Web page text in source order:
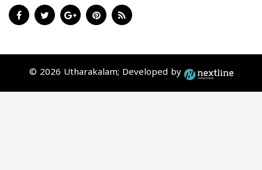
© 2026 Utharakalam; Developed by